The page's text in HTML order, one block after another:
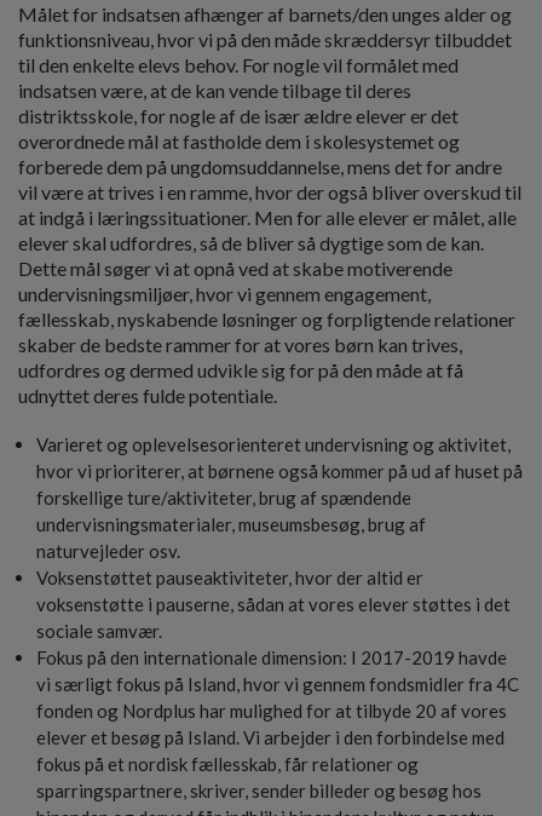
Målet for indsatsen afhænger af barnets/den unges alder og
funktionsniveau, hvor vi på den måde skræddersyr tilbuddet
til den enkelte elevs behov. For nogle vil formålet med
indsatsen være, at de kan vende tilbage til deres
distriktsskole, for nogle af de især ældre elever er det
overordnede mål at fastholde dem i skolesystemet og
forberede dem på ungdomsuddannelse, mens det for andre
vil være at trives i en ramme, hvor der også bliver overskud til
at indgå i læringssituationer. Men for alle elever er målet, alle
elever skal udfordres, så de bliver så dygtige som de kan.
Dette mål søger vi at opnå ved at skabe motiverende
undervisningsmiljøer, hvor vi gennem engagement,
fællesskab, nyskabende løsninger og forpligtende relationer
skaber de bedste rammer for at vores børn kan trives,
udfordres og dermed udvikle sig for på den måde at få
udnyttet deres fulde potentiale.
Varieret og oplevelsesorienteret undervisning og aktivitet,
hvor vi prioriterer, at børnene også kommer på ud af huset på
forskellige ture/aktiviteter, brug af spændende
undervisningsmaterialer, museumsbesøg, brug af
naturvejleder osv.
Voksenstøttet pauseaktiviteter, hvor der altid er
voksenstøtte i pauserne, sådan at vores elever støttes i det
sociale samvær.
Fokus på den internationale dimension: I 2017-2019 havde
vi særligt fokus på Island, hvor vi gennem fondsmidler fra 4C
fonden og Nordplus har mulighed for at tilbyde 20 af vores
elever et besøg på Island. Vi arbejder i den forbindelse med
fokus på et nordisk fællesskab, får relationer og
sparringspartnere, skriver, sender billeder og besøg hos